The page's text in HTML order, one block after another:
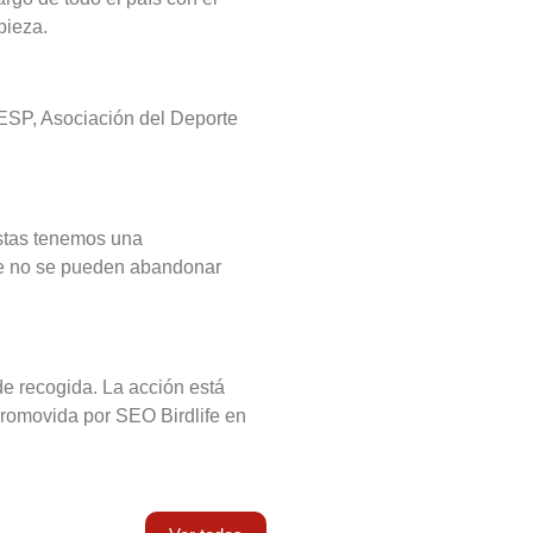
Asociación del Deporte
tenemos una
no se pueden abandonar
recogida. La acción está
por SEO Birdlife en